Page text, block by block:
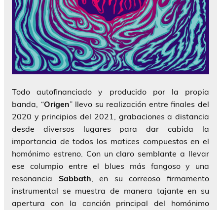
Todo autofinanciado y producido por la propia
banda, “Origen” llevo su realización entre finales del
2020 y principios del 2021, grabaciones a distancia
desde diversos lugares para dar cabida la
importancia de todos los matices compuestos en el
homónimo estreno. Con un claro semblante a llevar
ese columpio entre el blues más fangoso y una
resonancia Sabbath, en su correoso firmamento
instrumental se muestra de manera tajante en su
apertura con la canción principal del homónimo